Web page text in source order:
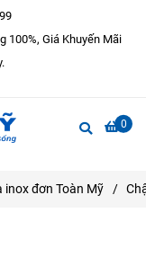
100%, Giá Khuyến Mãi
0
inox đơn Toàn Mỹ /